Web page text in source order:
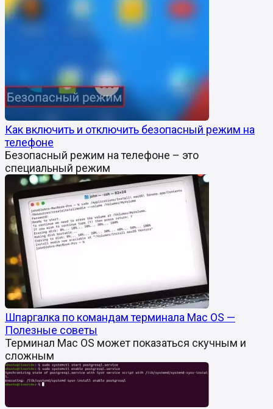
Как включить и отключить безопасный режим на
телефоне
Безопасный режим на телефоне – это
специальный режим
Шпаргалка по командам терминала Mac OS —
Полезные советы
Терминал Mac OS может показаться скучным и
сложным